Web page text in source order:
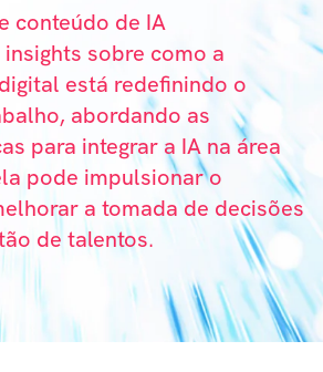
conteúdo de IA
sobre como a
está redefinindo o
abordando as
para integrar a IA na área
pode impulsionar o
a tomada de decisões
de talentos.